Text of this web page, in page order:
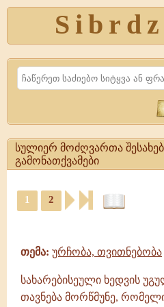
Search
სულიერ მოძღვართა შესახებ
გამონათქვამები
მოძღვართა
შესახებ
გამონათქვამები
მოძღვართა
შესახებ,
წიგნი,
გამონათქვამები
1 2
თემა: ურჩობა, თვითნებობა
სახარებისეული ხედვის
თავნება მორწმუნე,